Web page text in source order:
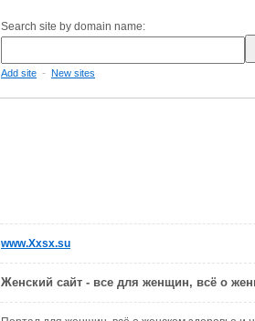
Search site by domain name:
Add site - New sites
www.Xxsx.su
Женский сайт - все для женщин, всё о